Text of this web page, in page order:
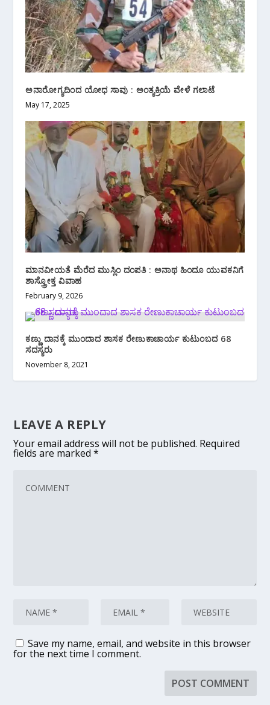
ಅನಾರೋಗ್ಯದಿಂದ ಯೋಧ ಸಾವು : ಅಂತ್ಯಕ್ರಿಯೆ ವೇಳೆ ಗಲಾಟೆ
May 17, 2025
ಮಾನವೀಯತೆ ಮೆರೆದ ಮುಸ್ಲಿಂ ದಂಪತಿ : ಅನಾಥ ಹಿಂದೂ ಯುವಕನಿಗೆ
ಶಾಸ್ತ್ರೋಕ್ತ ವಿವಾಹ
February 9, 2026
ಕಣ್ಣು ದಾನಕ್ಕೆ ಮುಂದಾದ ಶಾಸಕ ರೇಣುಕಾಚಾರ್ಯ ಕುಟುಂಬದ 68
ಸದಸ್ಯರು
November 8, 2021
LEAVE A REPLY
Your email address will not be published. Required
fields are marked*
Save my name, email, and website in this browser
for the next time I comment.